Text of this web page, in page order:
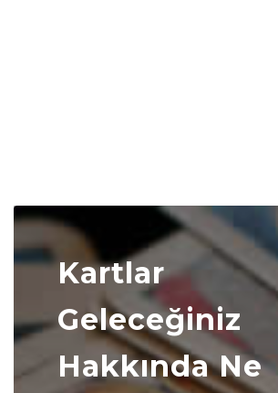
Kartlar
Geleceğiniz
Hakkında Ne